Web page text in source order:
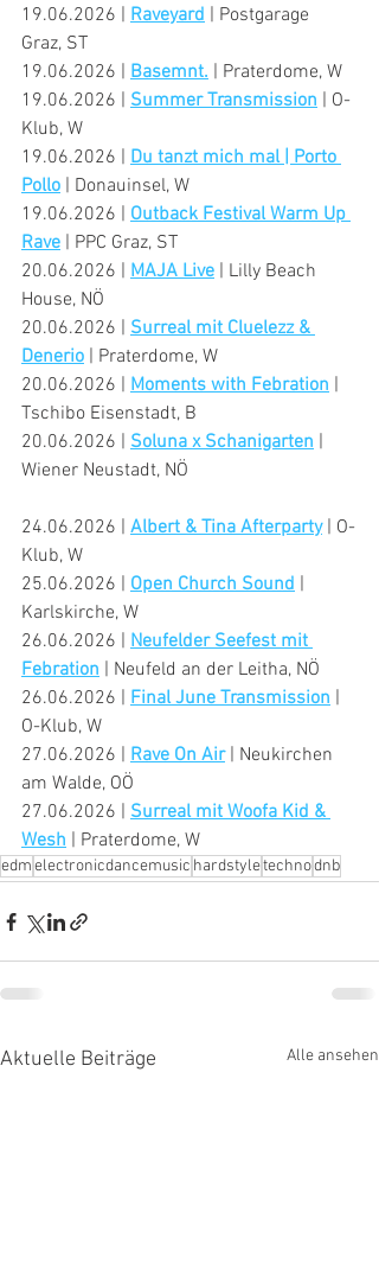
19.06.2026 | Raveyard | Postgarage
Graz, ST
19.06.2026 | Basemnt. | Praterdome, W
19.06.2026 | Summer Transmission | O-
Klub, W
19.06.2026 | Du tanzt mich mal | Porto
Pollo | Donauinsel, W
19.06.2026 | Outback Festival Warm Up
Rave | PPC Graz, ST
20.06.2026 | MAJA Live | Lilly Beach
House, NÖ
20.06.2026 | Surreal mit Cluelezz &
Denerio | Praterdome, W
20.06.2026 | Moments with Febration |
Tschibo Eisenstadt, B
20.06.2026 | Soluna x Schanigarten |
Wiener Neustadt, NÖ
24.06.2026 | Albert & Tina Afterparty | O-
Klub, W
25.06.2026 | Open Church Sound |
Karlskirche, W
26.06.2026 | Neufelder Seefest mit
Febration | Neufeld an der Leitha, NÖ
26.06.2026 | Final June Transmission |
O-Klub, W
27.06.2026 | Rave On Air | Neukirchen
am Walde, OÖ
27.06.2026 | Surreal mit Woofa Kid &
Wesh | Praterdome, W
edmelectronicdancemusic hardstyletechnodnb
Aktuelle Beiträge Alle ansehen